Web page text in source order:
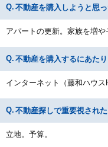
不動産を購入しようと思
アパートの更新。家族を増や
不動産を購入するにあた
インターネット（藤和ハウス
不動産探しで重要視され
立地。予算。